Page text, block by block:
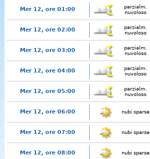
Mer 12, ore 01:00
parzialm.
nuvoloso
Mer 12, ore 02:00
parzialm.
nuvoloso
Mer 12, ore 03:00
parzialm.
nuvoloso
Mer 12, ore 04:00
parzialm.
nuvoloso
Mer 12, ore 05:00
parzialm.
nuvoloso
Mer 12, ore 06:00 nubi sparse
Mer 12, ore 07:00 nubi sparse
Mer 12, ore 08:00 nubi sparse